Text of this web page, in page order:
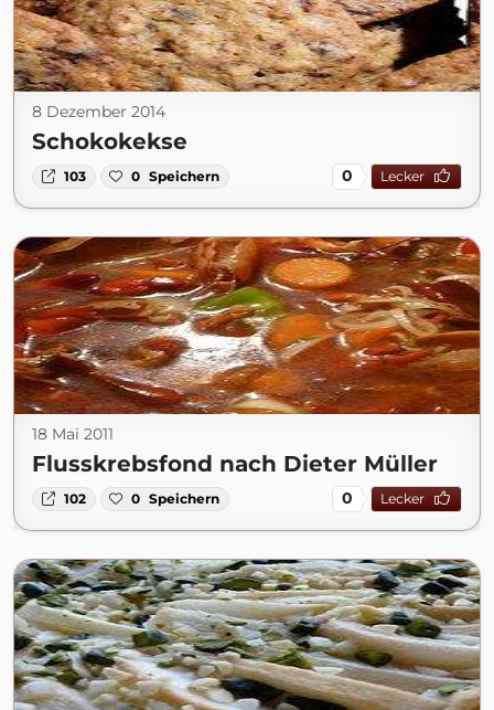
8 Dezember 2014
Schokokekse
103 0 Speichern 0 Lecker
18 Mai 2011
Flusskrebsfond nach Dieter Müller
102 0 Speichern 0 Lecker